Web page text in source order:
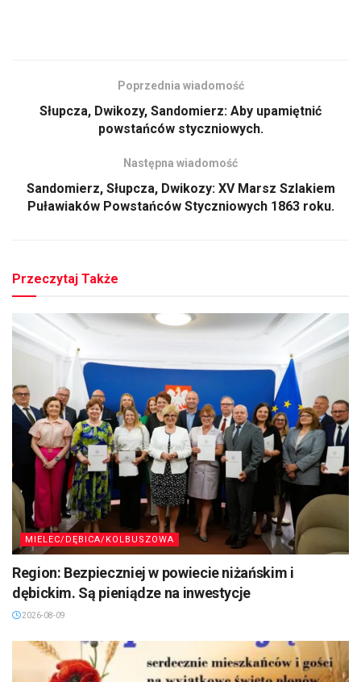
Poprzednia wiadomość
Słupcza, Dwikozy, Sandomierz: Aby upamiętnić
powstańców styczniowych.
Następna wiadomość
Sandomierz, Słupcza, Dwikozy: XV Marsz Szlakiem
Puławiaków Powstańców Styczniowych 1863 roku.
Przeczytaj Także
MIELEC/DĘBICA/KOLBUSZOWA
Region: Bezpieczniej w powiecie niżańskim i
dębickim. Są pieniądze na inwestycje
2026-08-09